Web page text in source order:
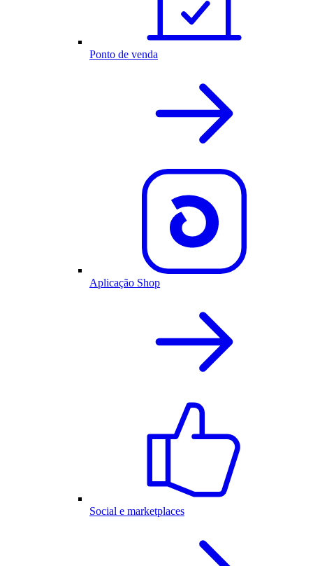
Ponto de venda
Aplicação Shop
Social e marketplaces